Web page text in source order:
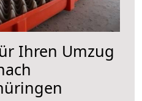
Ihren Umzug